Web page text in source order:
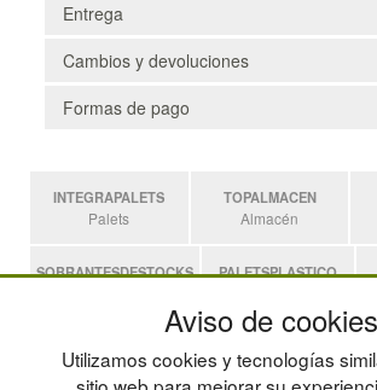
Entrega
Cambios y devoluciones
Formas de pago
INTEGRAPALETS
Palets
TOPALMACEN
Almacén
SOBRANTESDESTOCKS PALETSPLASTICO
Estanterias
Aviso de cookies
Utilizamos cookies y tecnologías